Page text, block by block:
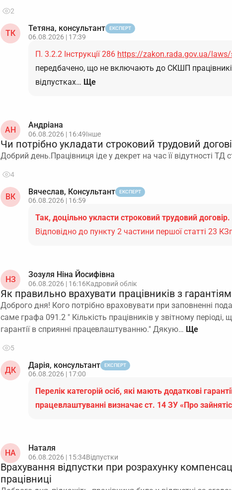
2
ТК
Тетяна, консультант ЕКСПЕРТ
06.08.2026 | 17:39
П. 3.2.2 Інструкції 286 https://zakon.rada.gov.ua/
передбачено, що не включають до СКШП
відпустках… Ще
АН
Андріана
06.08.2026 | 16:49Інше
Чи потрібно укладати строковий трудовий
Добрий день.Працівниця іде у декрет на час її відутності ТД
4
ВК
Вячеслав, Консультант ЕКСПЕРТ
06.08.2026 | 16:59
Так, доцільно укласти строковий трудовий договір.
Відповідно до пункту 2 частини першої статті 23
НЗ
Зозуля Ніна Йосифівна
06.08.2026 | 16:16Кадровий облік
Як правильно врахувати працівників з
Доброго дня! Кого потрібно враховувати при заповненні
саме графа 091.2 " Кількість працівників у звітному
гарантії в сприянні працевлаштуванню." Дякую…
5
ДК
Дарія, консультант ЕКСПЕРТ
06.08.2026 | 17:00
Перелік категорій осіб, які мають додаткові
працевлаштуванні визначає ст. 14 ЗУ «Про
НА
Наталя
06.08.2026 | 15:34Відпустки
Врахування відпустки при розрахунку
працівниці